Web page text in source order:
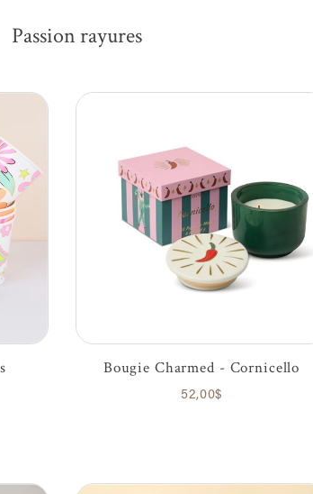
Passion rayures
Bougie Charmed - Cornicello
52,00$